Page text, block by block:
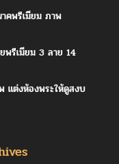
คพรีเมียม ภาพ
พรีเมียม 3 ลาย 14
แต่งห้องพระให้ดูสงบ